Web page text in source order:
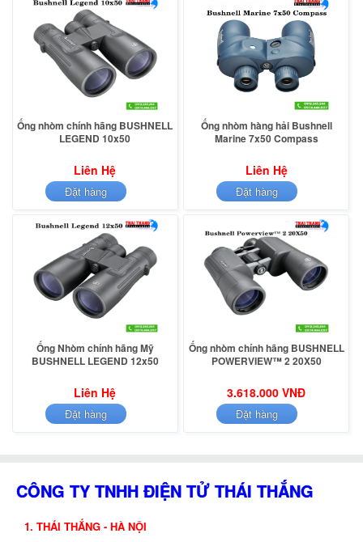
Ống nhòm hàng hải Bushnell
Marine 7x50 Compass
Liên Hệ
Đặt hàng
Ống nhòm chính hãng BUSHNELL
LEGEND 10x50
Liên Hệ
Đặt hàng
Ống nhòm chính hãng BUSHNELL
POWERVIEW™ 2 20X50
3.618.000 VNĐ
Đặt hàng
Ống Nhòm chính hãng Mỹ
BUSHNELL LEGEND 12x50
Liên Hệ
Đặt hàng
CÔNG TY TNHH ĐIỆN TỬ THÁI THẮNG
1. THÁI THẮNG - HÀ NỘI